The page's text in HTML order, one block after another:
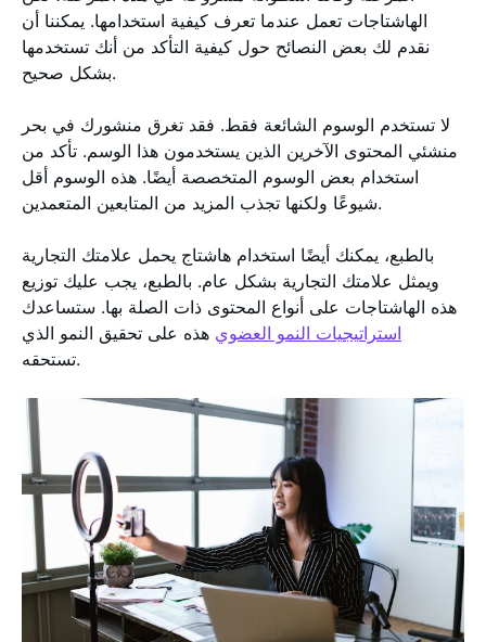
الهاشتاجات تعمل عندما تعرف كيفية استخدامها. يمكننا أن
نقدم لك بعض النصائح حول كيفية التأكد من أنك تستخدمها
بشكل صحيح.
لا تستخدم الوسوم الشائعة فقط. فقد تغرق منشورك في بحر
منشئي المحتوى الآخرين الذين يستخدمون هذا الوسم. تأكد من
استخدام بعض الوسوم المتخصصة أيضًا. هذه الوسوم أقل
شيوعًا ولكنها تجذب المزيد من المتابعين المتعمدين.
بالطبع، يمكنك أيضًا استخدام هاشتاج يحمل علامتك التجارية
ويمثل علامتك التجارية بشكل عام. بالطبع، يجب عليك توزيع
هذه الهاشتاجات على أنواع المحتوى ذات الصلة بها. ستساعدك
استراتيجيات النمو العضوي هذه على تحقيق النمو الذي
تستحقه.